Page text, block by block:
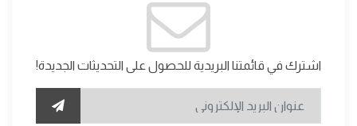
اشترك في قائمتنا البريدية للحصول على التحديثات الجديدة!